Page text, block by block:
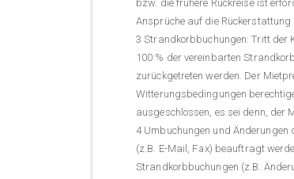
bzw. die frühere Rückreise ist
Ansprüche auf die
Strandkorbbuchungen: Tritt der
100 % der vereinbarten
zurückgetreten werden. Der
Witterungsbedingungen
ausgeschlossen, es sei denn, der
Umbuchungen und Änderungen
(z.B. E-Mail, Fax) beauftragt
Strandkorbbuchungen (z.B.